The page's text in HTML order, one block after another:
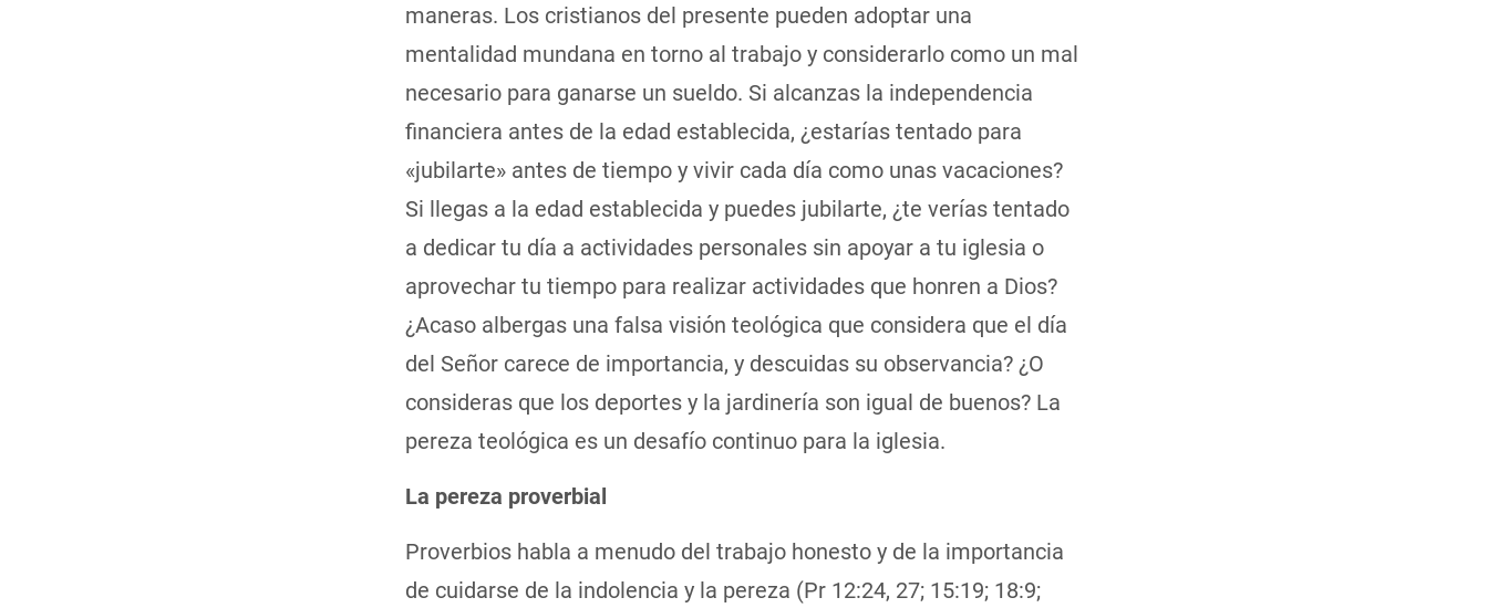
maneras. Los cristianos del presente pueden adoptar una
mentalidad mundana en torno al trabajo y considerarlo como un mal
necesario para ganarse un sueldo. Si alcanzas la independencia
financiera antes de la edad establecida, ¿estarías tentado para
«jubilarte» antes de tiempo y vivir cada día como unas vacaciones?
Si llegas a la edad establecida y puedes jubilarte, ¿te verías tentado
a dedicar tu día a actividades personales sin apoyar a tu iglesia o
aprovechar tu tiempo para realizar actividades que honren a Dios?
¿Acaso albergas una falsa visión teológica que considera que el día
del Señor carece de importancia, y descuidas su observancia? ¿O
consideras que los deportes y la jardinería son igual de buenos? La
pereza teológica es un desafío continuo para la iglesia.
La pereza proverbial
Proverbios habla a menudo del trabajo honesto y de la importancia
de cuidarse de la indolencia y la pereza (Pr 12:24, 27; 15:19; 18:9;